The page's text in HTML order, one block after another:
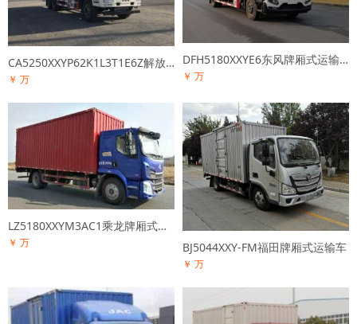
CA5250XXYP62K1L3T1E6Z解放牌厢式运输车
￥ 万
DFH5180XXYE6东风牌厢式运输车
￥ 万
LZ5180XXYM3AC1乘龙牌厢式运输车
￥ 万 BJ5044XXY-FM福田牌厢式运输车
￥ 万